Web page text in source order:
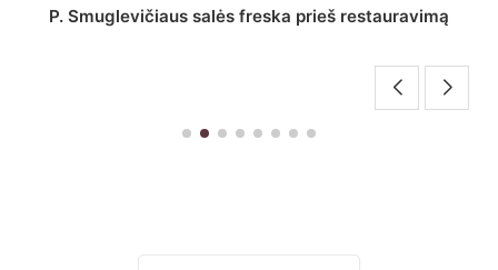
Stepono Batoro universiteto bibliotekos Profesorių